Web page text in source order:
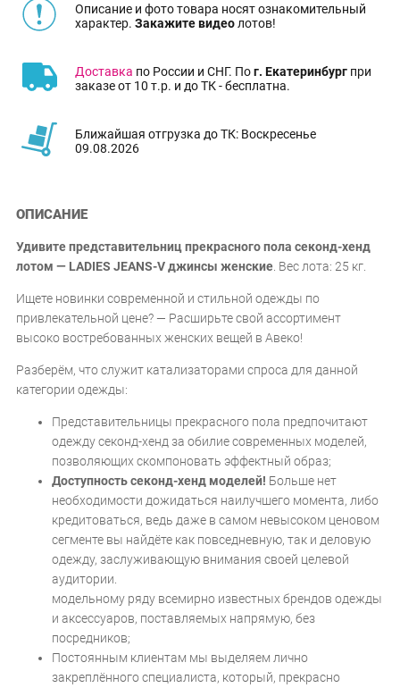
Описание и фото товара носят ознакомительный
характер. Закажите видеолотов!
Доставка по России и СНГ. Пог. Екатеринбург при
заказе от 10 т.р. и до ТК - бесплатна.
Ближайшая отгрузка до ТК: Воскресенье
09.08.2026
ОПИСАНИЕ
Удивите представительниц прекрасного пола секонд-хенд
лотом — LADIES JEANS-V джинсы женские. Вес лота: 25 кг.
Ищете новинки современной и стильной одежды по
привлекательной цене? — Расширьте свой ассортимент
высоко востребованных женских вещей в Авеко!
Разберём, что служит катализаторами спроса для данной
категории одежды:
Представительницы прекрасного пола предпочитают
одежду секонд-хенд за обилие современных моделей,
позволяющих скомпоновать эффектный образ;
Доступность секонд-хенд моделей! Больше нет
необходимости дожидаться наилучшего момента, либо
кредитоваться, ведь даже в самом невысоком ценовом
сегменте вы найдёте как повседневную, так и деловую
одежду, заслуживающую внимания своей целевой
аудитории.
модельному ряду всемирно известных брендов одежды
и аксессуаров, поставляемых напрямую, без
посредников;
Постоянным клиентам мы выделяем лично
закреплённого специалиста, который, прекрасно